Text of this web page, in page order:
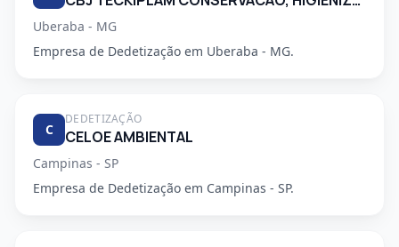
Uberaba - MG
Empresa de Dedetização em Uberaba - MG.
C
DEDETIZAÇÃO
CELOE AMBIENTAL
Campinas - SP
Empresa de Dedetização em Campinas - SP.